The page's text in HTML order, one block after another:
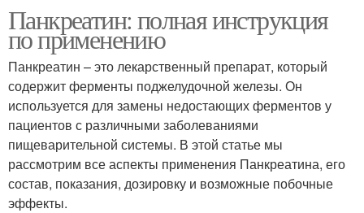
Панкреатин: полная инструкция
по применению
Панкреатин – это лекарственный препарат, который
содержит ферменты поджелудочной железы. Он
используется для замены недостающих ферментов у
пациентов с различными заболеваниями
пищеварительной системы. В этой статье мы
рассмотрим все аспекты применения Панкреатина, его
состав, показания, дозировку и возможные побочные
эффекты.